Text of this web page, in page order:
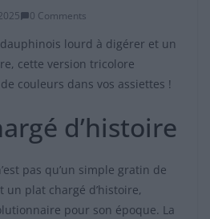
0 Comments
lourd à digérer et un
cette version tricolore
couleurs dans vos assiettes !
d’histoire
pas qu’un simple gratin de
un plat chargé d’histoire,
pour son époque. La